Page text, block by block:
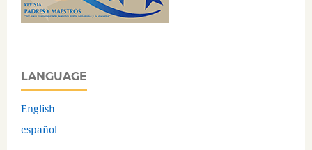
LANGUAGE
English
español